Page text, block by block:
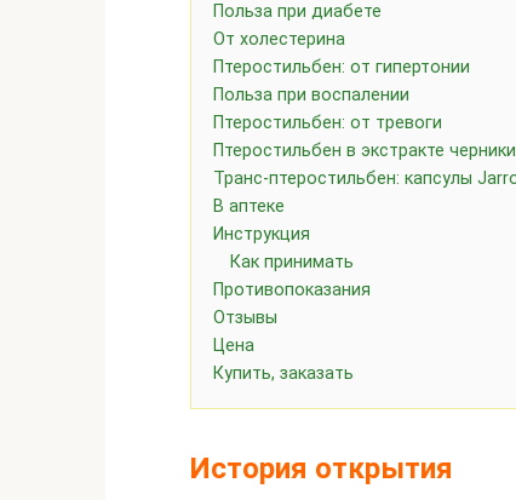
Польза при диабете
От холестерина
Птеростильбен: от гипертонии
Польза при воспалении
Птеростильбен: от тревоги
Птеростильбен в экстракте
Транс-птеростильбен: капсулы
В аптеке
Инструкция
Как принимать
Противопоказания
Отзывы
Цена
Купить, заказать
История открытия